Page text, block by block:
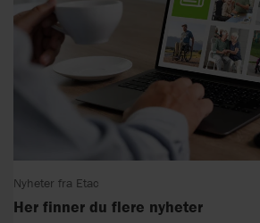
Nyheter fra Etac
Her finner du flere nyheter